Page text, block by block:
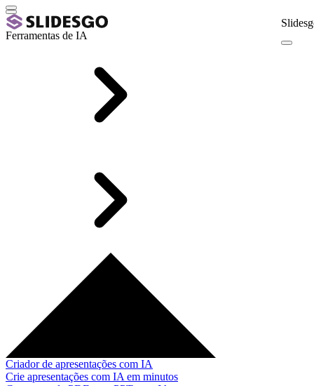
Ferramentas de IA
Criador de apresentações com IA
Crie apresentações com IA em minutos